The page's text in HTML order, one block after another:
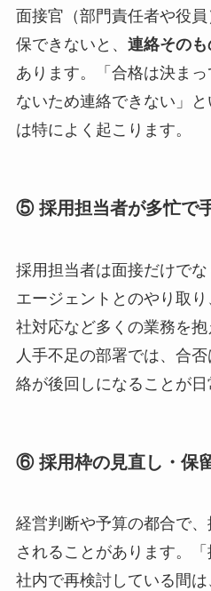
面接官（部門責任者や役
保できないと、 連絡その
あります。「合格は決ま
ないため連絡できない」
は特によく起こります。
⑤ 採用担当者が多忙で
採用担当者は面接だけでな
エージェントとのやり取
社対応など多くの業務を
人手不足の部署では、合
絡が後回しになることが日
⑥ 採用枠の見直し・保
経営判断や予算の都合で
されることがあります。
社内で再検討している間